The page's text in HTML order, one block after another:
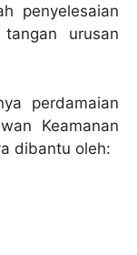
penyelesaian
urusan
perdamaian
Keamanan
dibantu oleh: